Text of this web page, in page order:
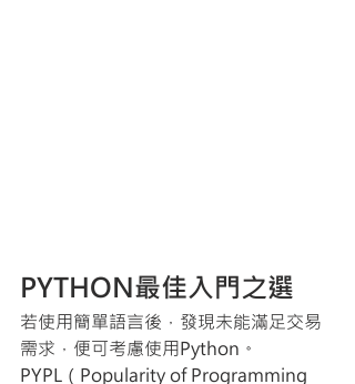
PYTHON最佳入門之選
若使用簡單語言後，發現未能滿足交易
需求，便可考慮使用Python。
PYPL（Popularity of Programming